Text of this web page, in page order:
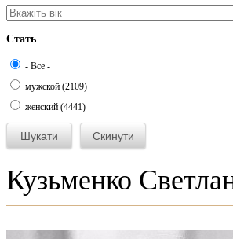
Стать
- Все -
мужской (2109)
женский (4441)
Кузьменко